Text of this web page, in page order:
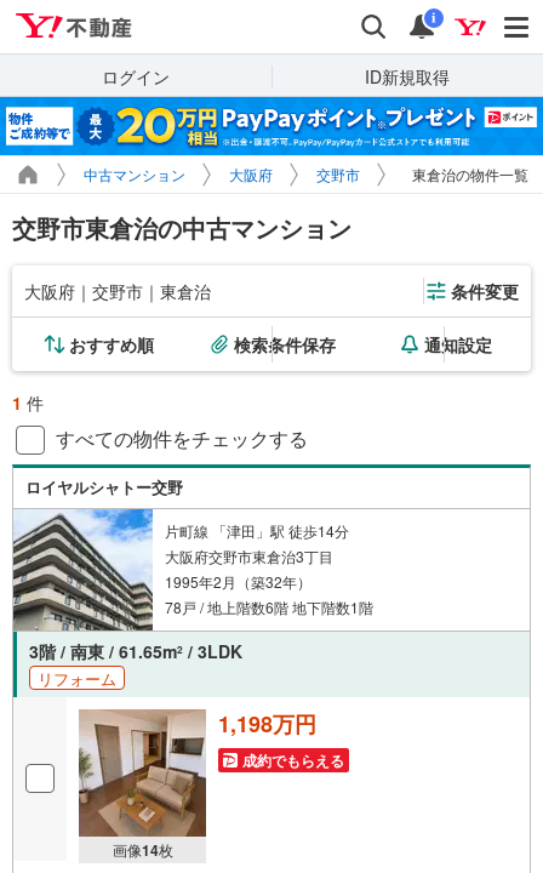
検索 通知
i
ログイン ID新規取得
中古マンション 大阪府 交野市 東倉治の物件一覧
交野市東倉治の中古マンション
大阪府｜交野市｜東倉治 条件変更
おすすめ順 検索条件保存 通知設定
1 件
すべての物件をチェックする
ロイヤルシャトー交野
片町線 「津田」駅 徒歩14分
大阪府交野市東倉治3丁目
1995年2月（築32年）
78戸 / 地上階数6階 地下階数1階
3階 / 南東 / 61.65m2 / 3LDK
リフォーム
画像14枚
1,198万円
成約でもらえる